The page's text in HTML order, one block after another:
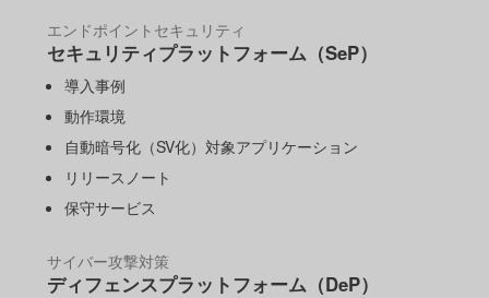
エンドポイントセキュリティ
セキュリティプラットフォーム（SeP）
導入事例
動作環境
自動暗号化（SV化）対象アプリケーション
リリースノート
保守サービス
サイバー攻撃対策
ディフェンスプラットフォーム（DeP）